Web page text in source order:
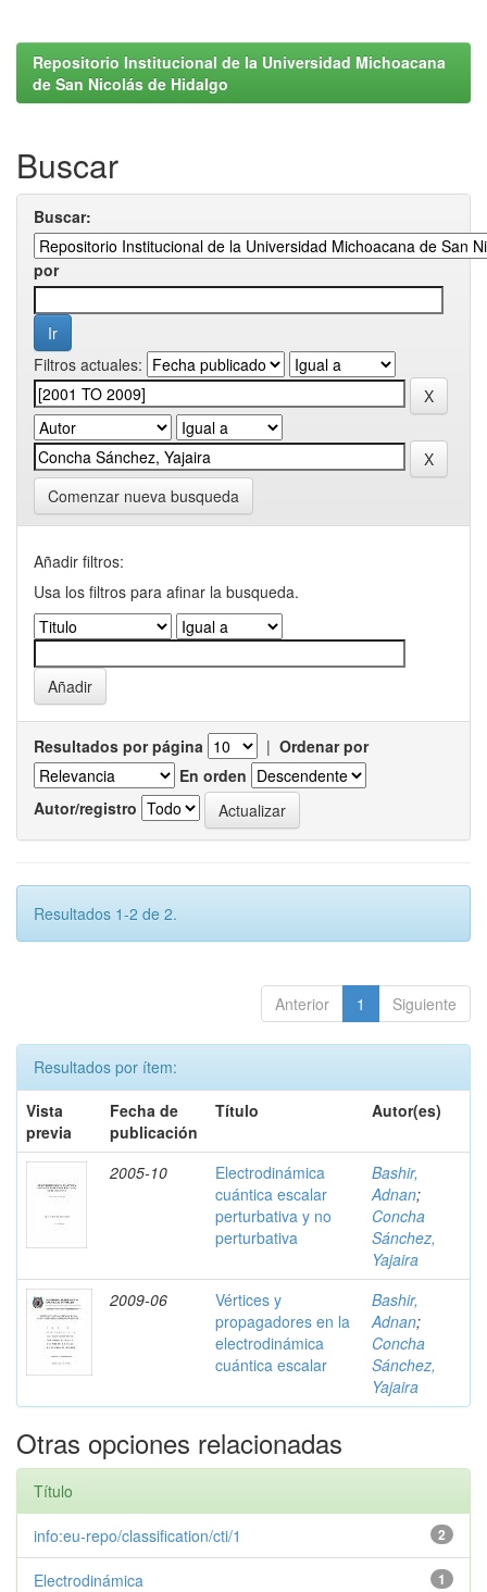
Repositorio Institucional de la Universidad Michoacana
de San Nicolás de Hidalgo
Buscar
Buscar:
por
Filtros actuales:
Comenzar nueva busqueda
Añadir filtros:
Usa los filtros para afinar la busqueda.
Resultados por página | Ordenar por
En orden
Autor/registro
Resultados 1-2 de 2.
Anterior 1 Siguiente
Resultados por ítem:
Vista
previa
Fecha de
publicación
Título Autor(es)
2005-10
Electrodinámica
cuántica escalar
perturbativa y no
perturbativa
Bashir,
Adnan;
Concha
Sánchez,
Yajaira
2009-06
Vértices y
propagadores en la
electrodinámica
cuántica escalar
Bashir,
Adnan;
Concha
Sánchez,
Yajaira
Otras opciones relacionadas
Título
2
info:eu-repo/classification/cti/1
1
Electrodinámica